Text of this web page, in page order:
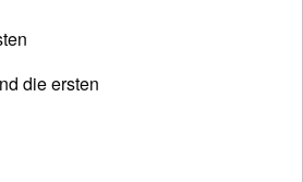
die ersten